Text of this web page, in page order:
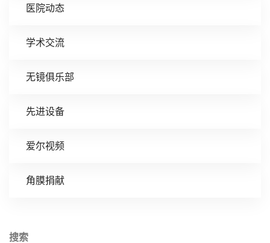
医院动态
学术交流
无镜俱乐部
先进设备
爱尔视频
角膜捐献
搜索